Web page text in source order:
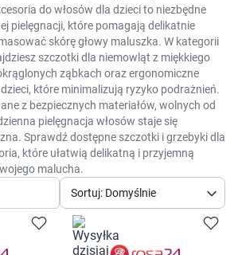
do włosów dla dzieci to niezbędne
pielęgnacji, które pomagają delikatnie
skórę głowy maluszka. W kategorii
szczotki dla niemowląt z miękkiego
ząbkach oraz ergonomiczne
które minimalizują ryzyko podrażnień.
z bezpiecznych materiałów, wolnych od
pielęgnacja włosów staje się
Sprawdź dostępne szczotki i grzebyki dla
które ułatwią delikatną i przyjemną
malucha.
Sortuj: Domyślnie